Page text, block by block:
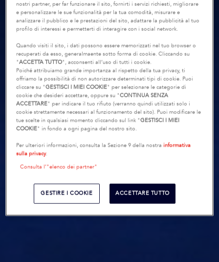
nostri partner, per far funzionare il sito, fornirti i servizi richiesti, migliorare
e personalizzare le sue funzionalità per la tua comodità, misurare e
analizzare il pubblico e le prestazioni del sito, adattare la pubblicità al tuo
profilo di interessi e permetterti di interagire con i social network.
Quando visiti il sito, i dati possono essere memorizzati nel tuo browser o
recuperati da esso, generalmaente sotto forma di cookie. Cliccando su
"ACCETTA TUTTO", acconsenti all’uso di tutti i cookie.
Poiché attribuiamo grande importanza al rispetto della tua privacy, ti
offriamo la possibilità di non autorizzare determinati tipi di cookie. Puoi
cliccare su "GESTISCI I MIEI COOKIE" per selezionare le categorie di
cookie che desideri accettare, oppure su "CONTINUA SENZA
ACCETTARE" per indicare il tuo rifiuto (verranno quindi utilizzati solo i
cookie strettamente necessari al funzionamento del sito). Puoi modificare le
tue scelte in qualsiasi momento cliccando sul link "GESTISCI I MIEI
COOKIE" in fondo a ogni pagina del nostro sito.
Per ulteriori informazioni, consulta la Sezione 9 della nostra informativa
sulla privacy.
Consulta l’"elenco dei partner"
GESTIRE I COOKIE ACCETTARE TUTTO